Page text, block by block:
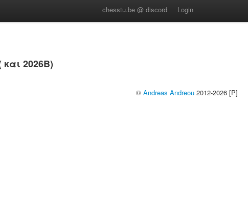
chesstu.be @ discord Login
2026B)
© Andreas Andreou 2012-2026 [P]